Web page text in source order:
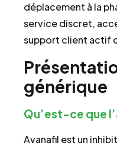
déplacement à la
service discret,
support client actif
générique
Qu’est-ce que
Avanafil est un